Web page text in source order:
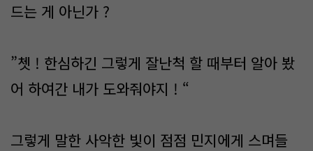
드는 게 아닌가 ?
”쳇 ! 한심하긴 그렇게 잘난척 할 때부터 알아 봤
어 하여간 내가 도와줘야지 ! “
그렇게 말한 사악한 빛이 점점 민지에게 스며들